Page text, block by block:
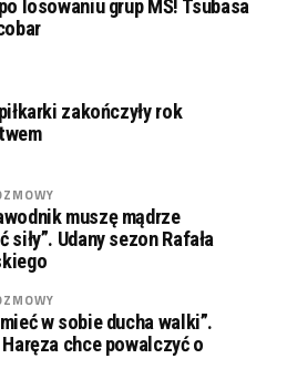
losowaniu grup MŚ! Tsubasa
zakończyły rok
muszę mądrze
siły”. Udany sezon Rafała
w sobie ducha walki”.
chce powalczyć o